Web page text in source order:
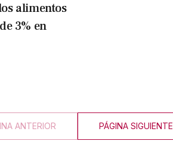
alimentos
3% en
ANTERIOR PÁGINA SIGUIENTE